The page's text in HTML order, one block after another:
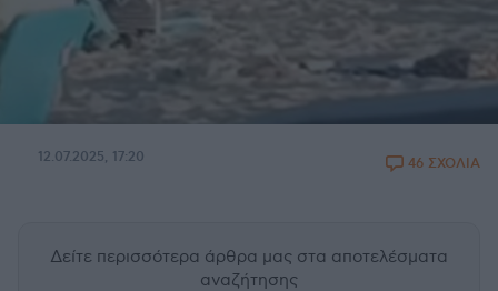
12.07.2025, 17:20 46 ΣΧΟΛΙΑ
Δείτε περισσότερα άρθρα μας στα αποτελέσματα
αναζήτησης